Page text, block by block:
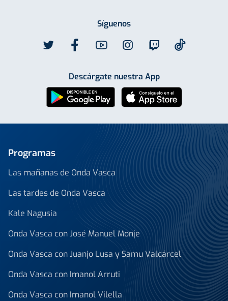
Síguenos
Descárgate nuestra App
Programas
Las mañanas de Onda Vasca
Las tardes de Onda Vasca
Kale Nagusia
Onda Vasca con José Manuel Monje
Onda Vasca con Juanjo Lusa y Samu Valcárcel
Onda Vasca con Imanol Arruti
Onda Vasca con Imanol Vilella